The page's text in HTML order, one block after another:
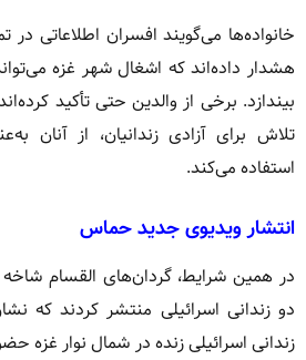
خانواده‌ها می‌گویند افسران اطلاعاتی
هشدار داده‌اند که اشغال شهر غزه
بیندازد. برخی از والدین حتی تأکید
تلاش برای آزادی زندانیان، از آنان
استفاده می‌کند.
انتشار ویدیوی جدید حماس
در همین شرایط، گردان‌های القسام
دو زندانی اسرائیلی منتشر کردند
زندانی اسرائیلی زنده در شمال نوار غزه